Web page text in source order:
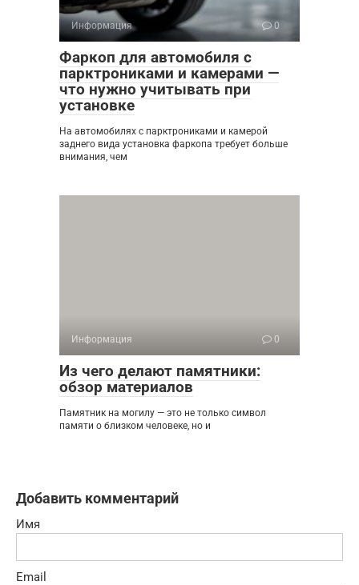
Информация 0
Фаркоп для автомобиля с
парктрониками и камерами —
что нужно учитывать при
установке
На автомобилях с парктрониками и камерой
заднего вида установка фаркопа требует больше
внимания, чем
Информация 0
Из чего делают памятники:
обзор материалов
Памятник на могилу — это не только символ
памяти о близком человеке, но и
Добавить комментарий
Имя
Email